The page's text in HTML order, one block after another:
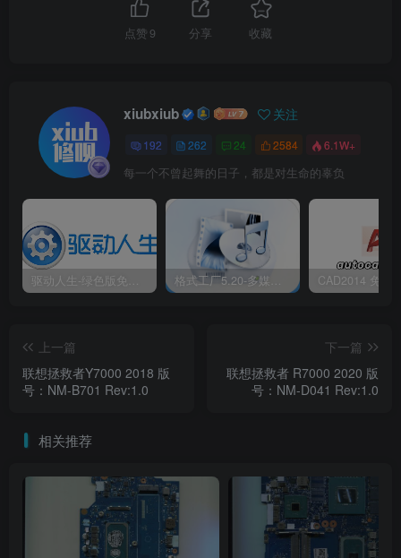
点赞 9 分享 收藏
xiubxiub 关注
192 262 24 2584 6.1W+
每一个不曾起舞的日子，都是对生命的辜负
驱动人生-绿色版免安装|一键运行exe 格式工厂5.20-多媒体格式转换工具|免安装绿色版
上一篇
联想拯救者Y7000 2018 版
号：NM-B701 Rev:1.0
下一篇
联想拯救者 R7000 2020 版
号：NM-D041 Rev:1.0
相关推荐